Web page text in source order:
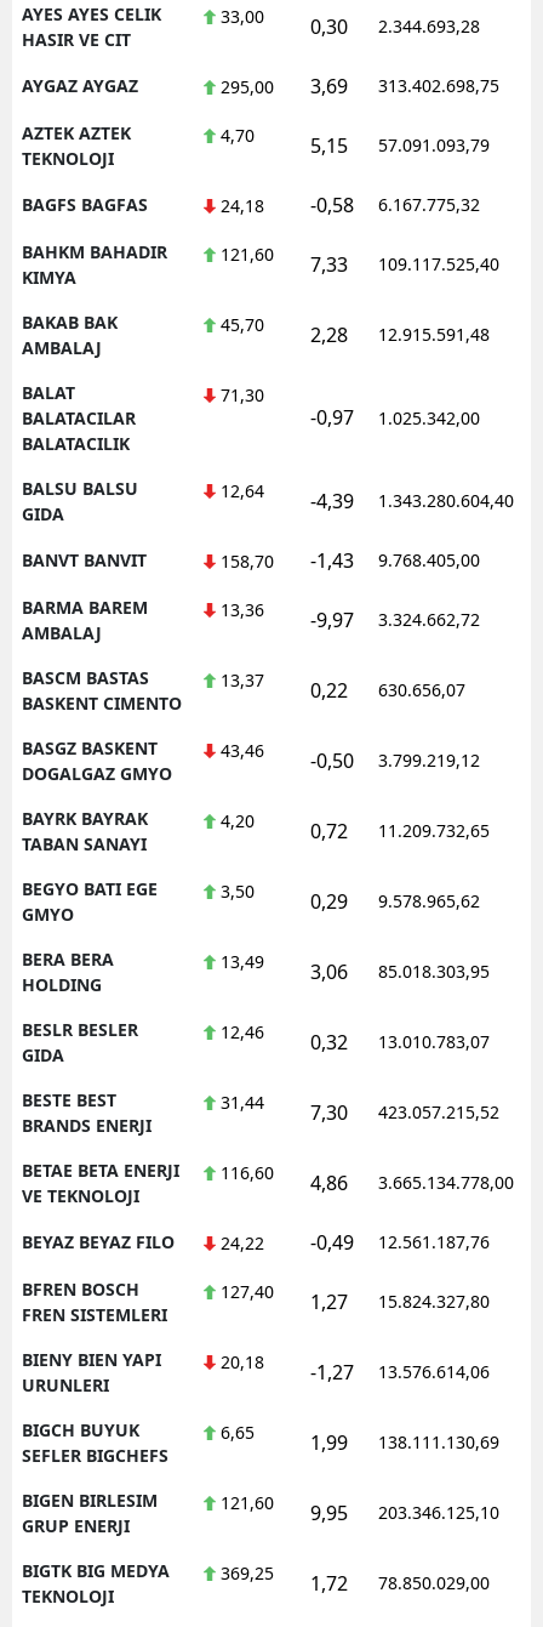
AYES AYES CELIK
HASIR VE CIT
33,00 0,30 2.344.693,28
AYGAZ AYGAZ 295,00 3,69 313.402.698,75
AZTEK AZTEK
TEKNOLOJI
4,70 5,15 57.091.093,79
BAGFS BAGFAS 24,18 -0,58 6.167.775,32
BAHKM BAHADIR
KIMYA
121,60 7,33 109.117.525,40
BAKAB BAK
AMBALAJ
45,70 2,28 12.915.591,48
BALAT
BALATACILAR
BALATACILIK
71,30
-0,97 1.025.342,00
BALSU BALSU
GIDA
12,64 -4,39 1.343.280.604,40
BANVT BANVIT 158,70 -1,43 9.768.405,00
BARMA BAREM
AMBALAJ
13,36 -9,97 3.324.662,72
BASCM BASTAS
BASKENT CIMENTO
13,37 0,22 630.656,07
BASGZ BASKENT
DOGALGAZ GMYO
43,46 -0,50 3.799.219,12
BAYRK BAYRAK
TABAN SANAYI
4,20 0,72 11.209.732,65
BEGYO BATI EGE
GMYO
3,50 0,29 9.578.965,62
BERA BERA
HOLDING
13,49 3,06 85.018.303,95
BESLR BESLER
GIDA
12,46 0,32 13.010.783,07
BESTE BEST
BRANDS ENERJI
31,44 7,30 423.057.215,52
BETAE BETA ENERJI
VE TEKNOLOJI
116,60 4,86 3.665.134.778,00
BEYAZ BEYAZ FILO 24,22 -0,49 12.561.187,76
BFREN BOSCH
FREN SISTEMLERI
127,40 1,27 15.824.327,80
BIENY BIEN YAPI
URUNLERI
20,18 -1,27 13.576.614,06
BIGCH BUYUK
SEFLER BIGCHEFS
6,65 1,99 138.111.130,69
BIGEN BIRLESIM
GRUP ENERJI
121,60 9,95 203.346.125,10
BIGTK BIG MEDYA
TEKNOLOJI
369,25 1,72 78.850.029,00